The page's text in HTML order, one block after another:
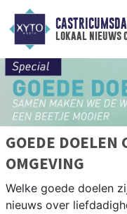
lokaal nieuws
GOEDE DOELEN
OMGEVING
Welke goede doelen
nieuws over